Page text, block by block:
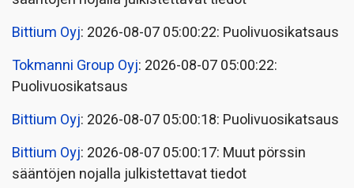
Bittium Oyj: 2026-08-07 05:00:22: Puolivuosikatsaus
Tokmanni Group Oyj: 2026-08-07 05:00:22:
Puolivuosikatsaus
Bittium Oyj: 2026-08-07 05:00:18: Puolivuosikatsaus
Bittium Oyj: 2026-08-07 05:00:17: Muut pörssin
sääntöjen nojalla julkistettavat tiedot